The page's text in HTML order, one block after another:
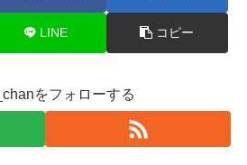
LINE コピー
をフォローする